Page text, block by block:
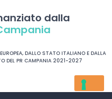
dalla
DALLO STATO ITALIANO E DALLA
DEL PR CAMPANIA 2021-2027